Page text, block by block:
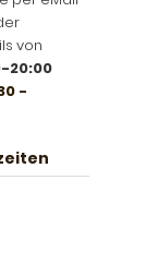
von
20:00
-